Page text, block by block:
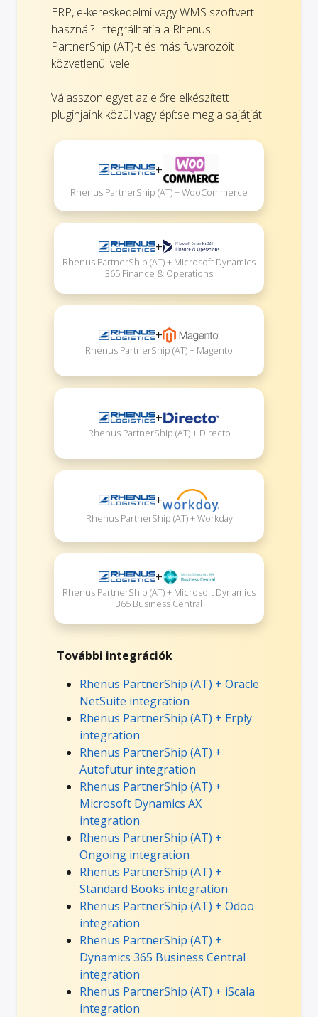
ERP, e-kereskedelmi vagy WMS szoftvert
használ? Integrálhatja a Rhenus
PartnerShip (AT)-t és más fuvarozóit
közvetlenül vele.
Válasszon egyet az előre elkészített
pluginjaink közül vagy építse meg a sajátját:
+
Rhenus PartnerShip (AT) + WooCommerce
+
Rhenus PartnerShip (AT) + Microsoft Dynamics
365 Finance & Operations
+
Rhenus PartnerShip (AT) + Magento
+
Rhenus PartnerShip (AT) + Directo
+
Rhenus PartnerShip (AT) + Workday
+
Rhenus PartnerShip (AT) + Microsoft Dynamics
365 Business Central
További integrációk
Rhenus PartnerShip (AT) + Oracle
NetSuite integration
Rhenus PartnerShip (AT) + Erply
integration
Rhenus PartnerShip (AT) +
Autofutur integration
Rhenus PartnerShip (AT) +
Microsoft Dynamics AX
integration
Rhenus PartnerShip (AT) +
Ongoing integration
Rhenus PartnerShip (AT) +
Standard Books integration
Rhenus PartnerShip (AT) + Odoo
integration
Rhenus PartnerShip (AT) +
Dynamics 365 Business Central
integration
Rhenus PartnerShip (AT) + iScala
integration